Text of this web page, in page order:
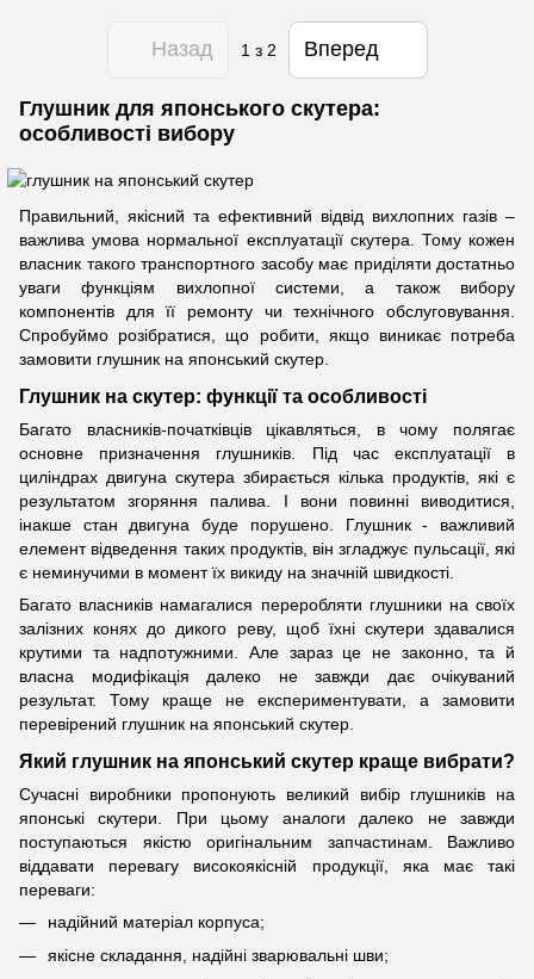
Назад 1 з 2 Вперед
Глушник для японського скутера:
особливості вибору
Правильний, якісний та ефективний відвід вихлопних газів –
важлива умова нормальної експлуатації скутера. Тому кожен
власник такого транспортного засобу має приділяти достатньо
уваги функціям вихлопної системи, а також вибору
компонентів для її ремонту чи технічного обслуговування.
Спробуймо розібратися, що робити, якщо виникає потреба
замовити глушник на японський скутер.
Глушник на скутер: функції та особливості
Багато власників-початківців цікавляться, в чому полягає
основне призначення глушників. Під час експлуатації в
циліндрах двигуна скутера збирається кілька продуктів, які є
результатом згоряння палива. І вони повинні виводитися,
інакше стан двигуна буде порушено. Глушник - важливий
елемент відведення таких продуктів, він згладжує пульсації, які
є неминучими в момент їх викиду на значній швидкості.
Багато власників намагалися переробляти глушники на своїх
залізних конях до дикого реву, щоб їхні скутери здавалися
крутими та надпотужними. Але зараз це не законно, та й
власна модифікація далеко не завжди дає очікуваний
результат. Тому краще не експериментувати, а замовити
перевірений глушник на японський скутер.
Який глушник на японський скутер краще вибрати?
Сучасні виробники пропонують великий вибір глушників на
японські скутери. При цьому аналоги далеко не завжди
поступаються якістю оригінальним запчастинам. Важливо
віддавати перевагу високоякісній продукції, яка має такі
переваги:
надійний матеріал корпуса;
якісне складання, надійні зварювальні шви;